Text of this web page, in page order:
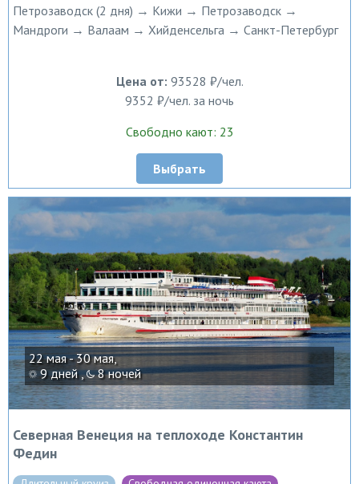
Петрозаводск (2 дня) → Кижи → Петрозаводск →
Мандроги → Валаам → Хийденсельга → Санкт-Петербург
Цена от: 93528 ₽/чел.
9352 ₽/чел. за ночь
Свободно кают: 23
Выбрать
22 мая - 30 мая,
9 дней , 8 ночей
Северная Венеция на теплоходе Константин
Федин